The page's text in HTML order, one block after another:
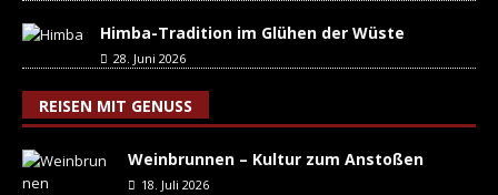
Himba-Tradition im Glühen der Wüste
28. Juni 2026
REISEN MIT GENUSS
Weinbrunnen – Kultur zum Anstoßen
18. Juli 2026